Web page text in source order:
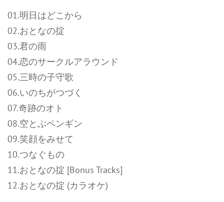
01.明日はどこから
02.おとなの掟
03.君の雨
04.恋のサークルアラウンド
05.三時の子守歌
06.いのちがつづく
07.奇跡のオト
08.空とぶペンギン
09.笑顔をみせて
10.つなぐもの
11.おとなの掟 [Bonus Tracks]
12.おとなの掟 (カラオケ)